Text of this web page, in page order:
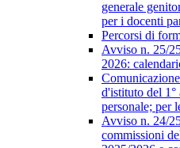
generale
per i docenti
Percorsi di
Avviso n. 25/
2026:
d'istituto del 1°
personale; per
Avviso n. 24/
commissioni